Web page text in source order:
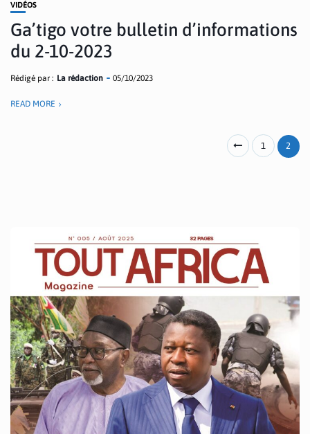
VIDÉOS
Ga’tigo votre bulletin d’informations
du 2-10-2023
Rédigé par : La rédaction 05/10/2023
READ MORE
1 2